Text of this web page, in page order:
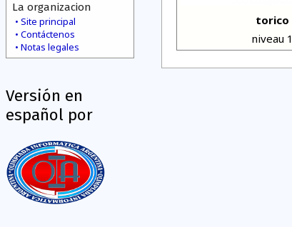
La organizacion
Site principal
Contáctenos
Notas legales
Versión en
español por
torico
niveau 1